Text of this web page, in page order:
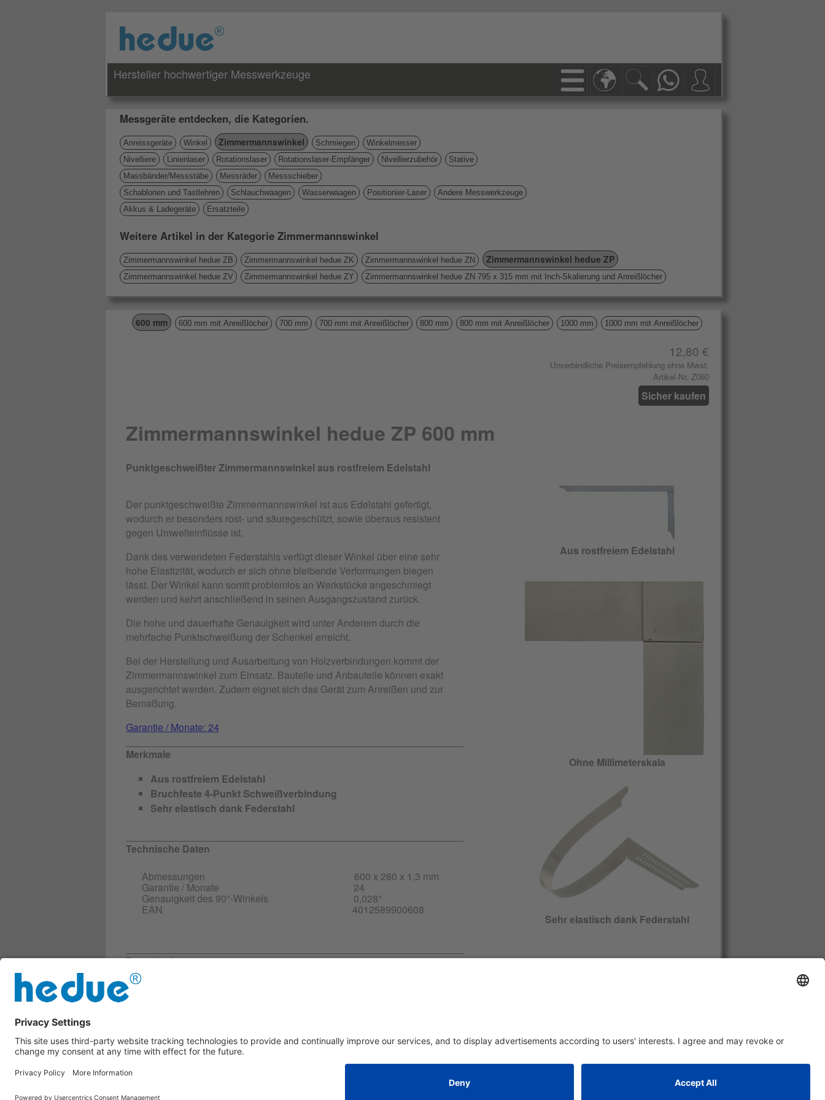
Hersteller hochwertiger Messwerkzeuge
Messgeräte entdecken, die Kategorien.
Anreissgeräte Winkel Zimmermannswinkel Schmiegen
Winkelmesser
Nivelliere
Linienlaser Rotationslaser Rotationslaser-Empfänger Nivellierzubehör
Stative
Massbänder/Messstäbe
Messräder
Messschieber
Schablonen und Tastlehren
Schlauchwaagen Wasserwaagen Positionier-Laser
Andere Messwerkzeuge
Akkus & Ladegeräte
Ersatzteile
Weitere Artikel in der Kategorie Zimmermannswinkel
Zimmermannswinkel hedue ZB Zimmermannswinkel hedue ZK Zimmermannswinkel hedue ZN Zimmermannswinkel hedue ZP
Zimmermannswinkel hedue ZV Zimmermannswinkel hedue ZY Zimmermannswinkel hedue ZN 795 x 315 mm mit Inch-Skalierung und Anreißlöcher
600 mm 600 mm mit Anreißlöcher 700 mm 700 mm mit Anreißlöcher 800 mm 800 mm mit Anreißlöcher 1000 mm 1000 mm mit Anreißlöcher
12,80 €
Unverbindliche Preisempfehlung ohne Mwst.
Artikel-Nr. Z060
Sicher kaufen
Zimmermannswinkel hedue ZP 600 mm
Punktgeschweißter Zimmermannswinkel aus rostfreiem Edelstahl
Der punktgeschweißte Zimmermannswinkel ist aus Edelstahl gefertigt,
wodurch er besonders rost- und säuregeschützt, sowie überaus resistent
gegen Umwelteinflüsse ist.
Dank des verwendeten Federstahls verfügt dieser Winkel über eine sehr
hohe Elastizität, wodurch er sich ohne bleibende Verformungen biegen
lässt. Der Winkel kann somit problemlos an Werkstücke angeschmiegt
werden und kehrt anschließend in seinen Ausgangszustand zurück.
Die hohe und dauerhafte Genauigkeit wird unter Anderem durch die
mehrfache Punktschweißung der Schenkel erreicht.
Bei der Herstellung und Ausarbeitung von Holzverbindungen kommt der
Zimmermannswinkel zum Einsatz. Bauteile und Anbauteile können exakt
ausgerichtet werden. Zudem eignet sich das Gerät zum Anreißen und zur
Bemaßung.
Garantie / Monate: 24
Merkmale
Aus rostfreiem Edelstahl
Bruchfeste 4-Punkt Schweißverbindung
Sehr elastisch dank Federstahl
Technische Daten
Abmessungen
600 x 280 x 1,3 mm
Garantie / Monate 24
Genauigkeit des 90°-Winkels 0,028°
EAN 4012589900608
Downloads
Z060_compliance_de.pdf
Aus rostfreiem Edelstahl
Ohne Millimeterskala
Sehr elastisch dank Federstahl
Datenschutzerklärung